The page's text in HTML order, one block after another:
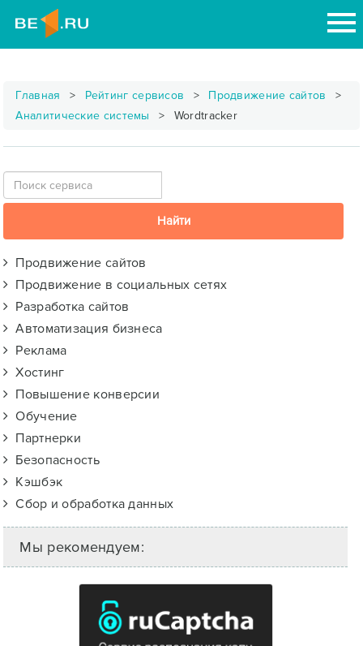
Главная Рейтинг сервисов
Продвижение сайтов
Аналитические системы
Wordtracker
Продвижение сайтов
Продвижение в социальных сетях
Разработка сайтов
Автоматизация бизнеса
Реклама
Хостинг
Повышение конверсии
Обучение
Партнерки
Безопасность
Кэшбэк
Сбор и обработка данных
Мы рекомендуем: